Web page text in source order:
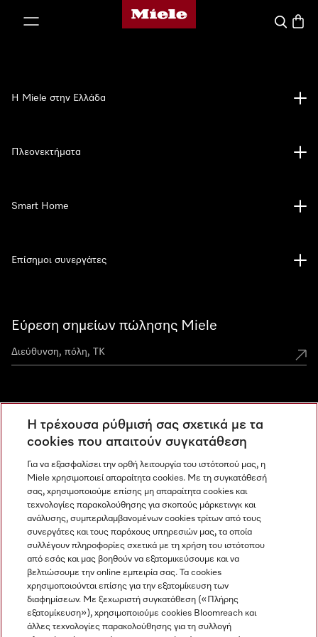
Αρχική σελίδα της Miele
Εύρεση σημείων πώλησης Miele
Ανακαλύψτε τα Miele Experience Center
Newsletter
Η Miele στην Ελλάδα
Πλεονεκτήματα
Smart Home
Επίσημοι συνεργάτες
Miele στο Instagram
Miele στο Facebook
Miele στο Youtube
Η τρέχουσα ρύθμισή σας σχετικά με τα
cookies που απαιτούν συγκατάθεση
Για να εξασφαλίσει την ορθή λειτουργία του ιστότοπού μας, η
Miele χρησιμοποιεί απαραίτητα cookies. Με τη συγκατάθεσή
σας, χρησιμοποιούμε επίσης μη απαραίτητα cookies και
τεχνολογίες παρακολούθησης για σκοπούς μάρκετινγκ και
ανάλυσης, συμπεριλαμβανομένων cookies τρίτων από τους
συνεργάτες και τους παρόχους υπηρεσιών μας, τα οποία
συλλέγουν πληροφορίες σχετικά με τη χρήση του ιστότοπου
από εσάς και μας βοηθούν να εξατομικεύσουμε και να
βελτιώσουμε την online εμπειρία σας. Τα cookies
χρησιμοποιούνται επίσης για την εξατομίκευση των
διαφημίσεων. Με ξεχωριστή συγκατάθεση («Πλήρης
εξατομίκευση»), χρησιμοποιούμε cookies Bloomreach και
άλλες τεχνολογίες παρακολούθησης για τη συλλογή